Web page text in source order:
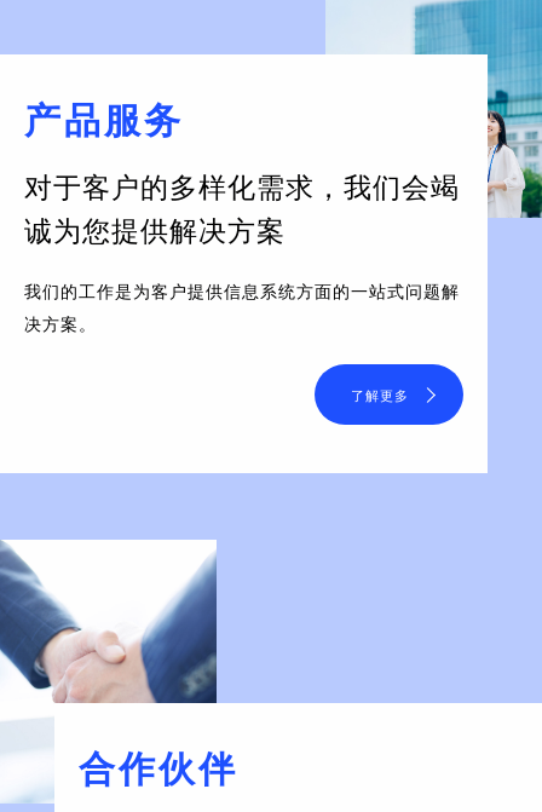
产品服务
对于客户的多样化需求， 我们会竭
诚为您提供解决方案
我们的工作是为客户提供信息系统方面的一站式问题解
决方案。
了解更多
合作伙伴